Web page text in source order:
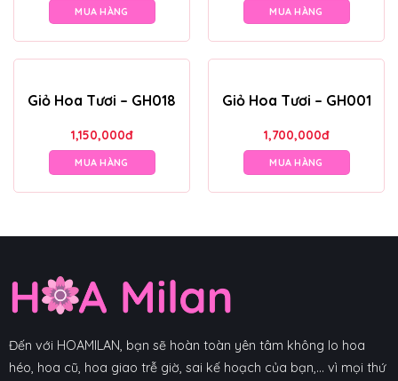
MUA HÀNG MUA HÀNG
Giỏ Hoa Tươi – GH018
1,150,000đ
MUA HÀNG
Giỏ Hoa Tươi – GH001
1,700,000đ
MUA HÀNG
Đến với HOAMILAN, bạn sẽ hoàn toàn yên tâm không lo hoa
héo, hoa cũ, hoa giao trễ giờ, sai kế hoạch của bạn,... vì mọi thứ